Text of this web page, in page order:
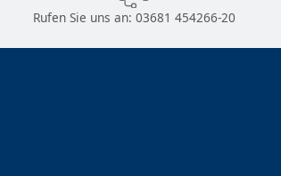
Rufen Sie uns an: 03681 454266-20